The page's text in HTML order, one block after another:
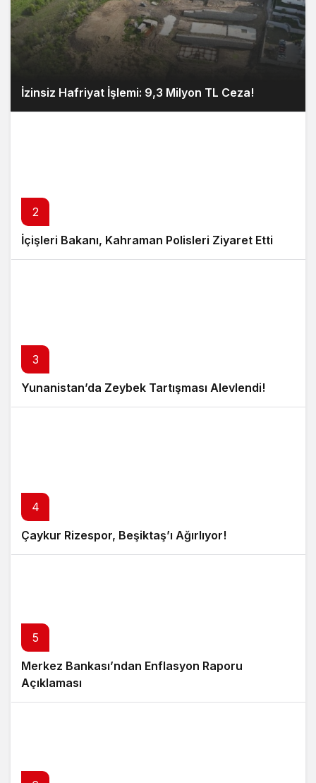
İzinsiz Hafriyat İşlemi: 9,3 Milyon TL Ceza!
2
İçişleri Bakanı, Kahraman Polisleri Ziyaret Etti
3
Yunanistan’da Zeybek Tartışması Alevlendi!
4
Çaykur Rizespor, Beşiktaş’ı Ağırlıyor!
5
Merkez Bankası’ndan Enflasyon Raporu
Açıklaması